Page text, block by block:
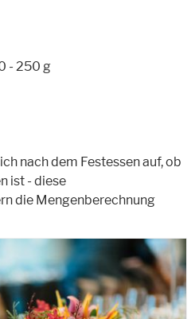
- 250 g
nach dem Festessen auf, ob
ist - diese
die Mengenberechnung